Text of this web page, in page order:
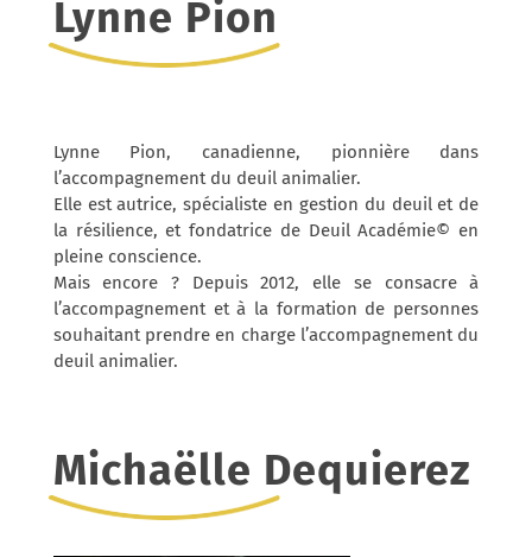
Lynne Pion
Lynne Pion, canadienne, pionnière dans
l’accompagnement du deuil animalier.
Elle est autrice, spécialiste en gestion du deuil et de
la résilience, et fondatrice de Deuil Académie© en
pleine conscience.
Mais encore ? Depuis 2012, elle se consacre à
l’accompagnement et à la formation de personnes
souhaitant prendre en charge l’accompagnement du
deuil animalier.
Michaëlle Dequierez